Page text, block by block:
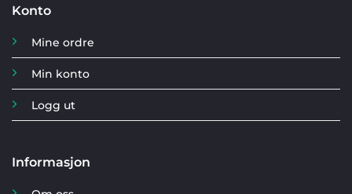
Konto
Mine ordre
Min konto
Logg ut
Informasjon